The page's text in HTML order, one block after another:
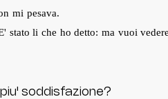
mi pesava.
stato li che ho detto: ma vuoi
soddisfazione?